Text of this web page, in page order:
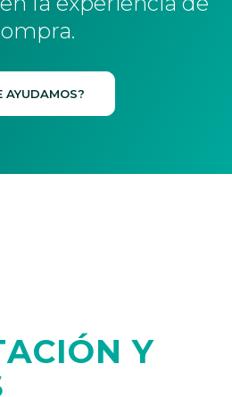
AYUDAMOS?
Y